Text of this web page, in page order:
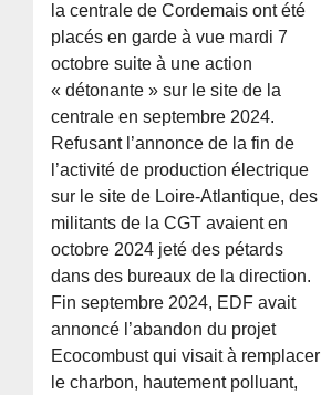
la centrale de Cordemais ont été
placés en garde à vue mardi 7
octobre suite à une action
« détonante » sur le site de la
centrale en septembre 2024.
Refusant l’annonce de la fin de
l’activité de production électrique
sur le site de Loire-Atlantique, des
militants de la CGT avaient en
octobre 2024 jeté des pétards
dans des bureaux de la direction.
Fin septembre 2024, EDF avait
annoncé l’abandon du projet
Ecocombust qui visait à remplacer
le charbon, hautement polluant,